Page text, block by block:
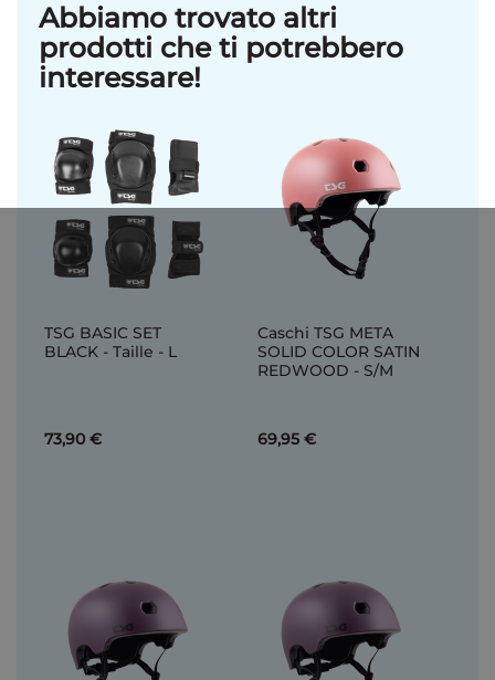
Abbiamo trovato altri
prodotti che ti potrebbero
interessare!
TSG BASIC SET
BLACK - Taille - L
73,90 €
Caschi TSG META
SOLID COLOR SATIN
REDWOOD - S/M
69,95 €